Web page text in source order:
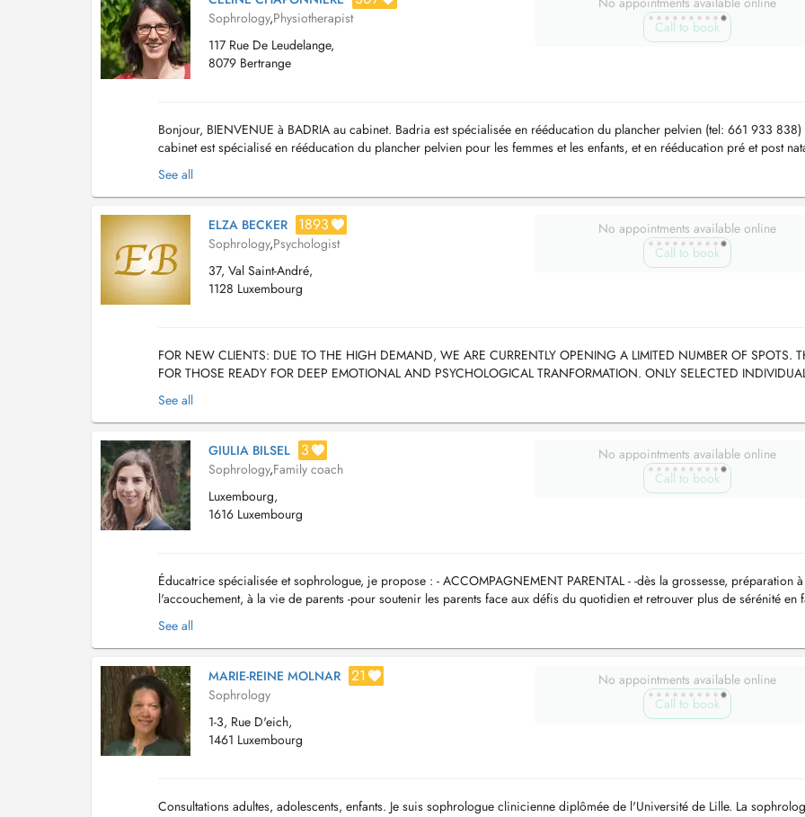
Sophrology,Physiotherapist
117 Rue De Leudelange,
8079 Bertrange
Call to book
Bonjour, BIENVENUE à BADRIA au cabinet. Badria est spécialisée en rééducation du plancher pelvien (tel: 661 933 838)
cabinet est spécialisé en rééducation du plancher pelvien pour les femmes et les enfants, et en rééducation pré et post
plaisir de vous accueillir au cabinet Céline...
See all
ELZA BECKER 1893
Sophrology,Psychologist
37, Val Saint-André,
1128 Luxembourg
No appointments available online
Call to book
FOR NEW CLIENTS: DUE TO THE HIGH DEMAND, WE ARE CURRENTLY OPENING A LIMITED NUMBER OF SPOTS.
FOR THOSE READY FOR DEEP EMOTIONAL AND PSYCHOLOGICAL TRANFORMATION. ONLY SELECTED
WILL BECOME ONGOING CLIENTS. AS A GENERAL RULE, WE NO LONGER ACCEPT NEW PATIENTS, UNLESS
AN ...
See all
GIULIA BILSEL 3
Sophrology,Family coach
Luxembourg,
1616 Luxembourg
No appointments available online
Call to book
Éducatrice spécialisée et sophrologue, je propose : - ACCOMPAGNEMENT PARENTAL - -dès la grossesse, préparation à
l'accouchement, à la vie de parents -pour soutenir les parents face aux défis du quotidien et retrouver plus de sérénité en
(jusqu'aux 10 ans de l'enfant) - SOPHROLOGIE (a...
See all
MARIE-REINE MOLNAR 21
Sophrology
1-3, Rue D'eich,
1461 Luxembourg
No appointments available online
Call to book
Consultations adultes, adolescents, enfants. Je suis sophrologue clinicienne diplômée de l'Université de Lille. La